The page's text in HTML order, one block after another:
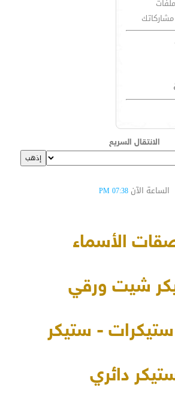
الانتقال السريع
الساعة الآن 07:38 PM
الأسماء
شيت ورقي
- ستيكر
دائري